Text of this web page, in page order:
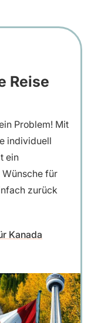
Reise
Problem! Mit
individuell
ein
für
zurück
Kanada